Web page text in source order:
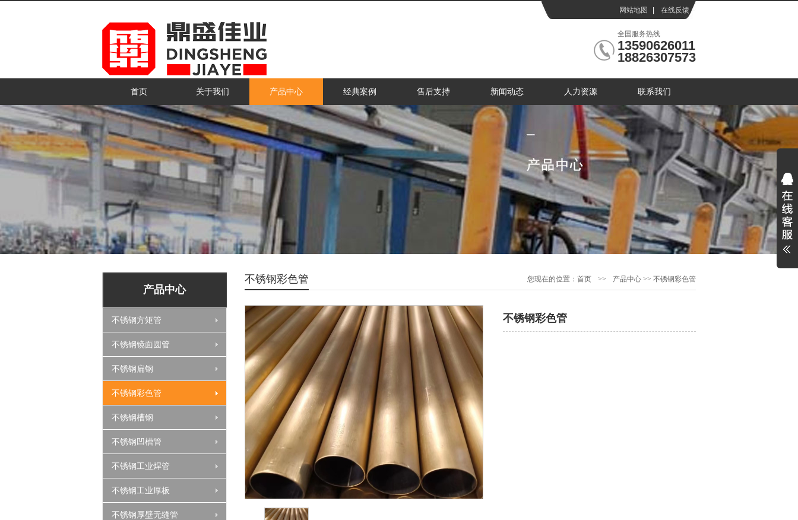
网站地图 在线反馈
全国服务热线
13590626011
18826307573
首页 关于我们 产品中心 经典案例 售后支持 新闻动态 人力资源 联系我们
产品中心
不锈钢方矩管
不锈钢镜面圆管
不锈钢扁钢
不锈钢彩色管
不锈钢槽钢
不锈钢凹槽管
不锈钢工业焊管
不锈钢工业厚板
不锈钢厚壁无缝管
您现在的位置： 首页 >> 产品中心 >> 不锈钢彩色管
不锈钢彩色管
不锈钢彩色管